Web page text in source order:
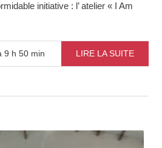
initiative : l’ atelier « I Am
9 h 50 min LIRE LA SUITE